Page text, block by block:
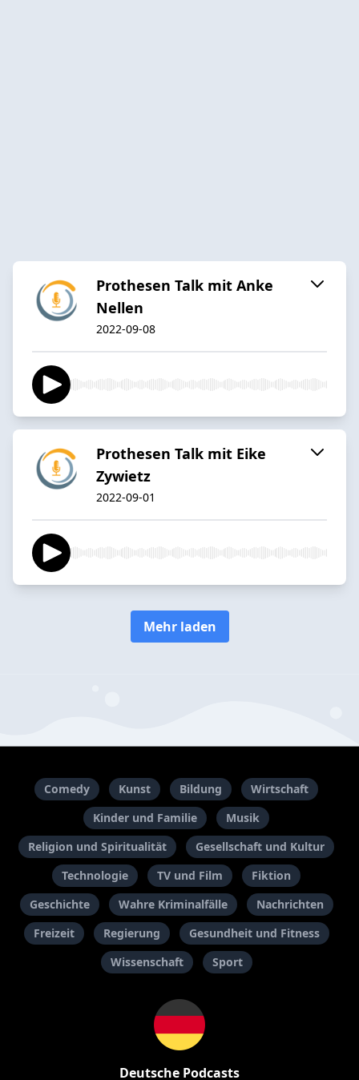
Prothesen Talk mit Anke
Nellen
2022-09-08
Prothesen Talk mit Eike
Zywietz
2022-09-01
Mehr laden
Comedy Kunst Bildung
Wirtschaft
Kinder und Familie
Musik
Religion und Spiritualität
Gesellschaft und Kultur
Technologie
TV und Film
Fiktion
Geschichte
Wahre Kriminalfälle
Nachrichten
Freizeit
Regierung
Gesundheit und Fitness
Wissenschaft
Sport
Deutsche Podcasts